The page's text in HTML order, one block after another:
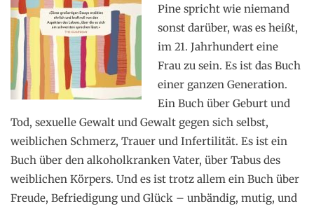
Pine spricht wie niemand
sonst darüber, was es heißt,
im 21. Jahrhundert eine
Frau zu sein. Es ist das Buch
einer ganzen Generation.
Ein Buch über Geburt und
Tod, sexuelle Gewalt und Gewalt gegen sich selbst,
weiblichen Schmerz, Trauer und Infertilität. Es ist ein
Buch über den alkoholkranken Vater, über Tabus des
weiblichen Körpers. Und es ist trotz allem ein Buch über
Freude, Befriedigung und Glück – unbändig, mutig, und